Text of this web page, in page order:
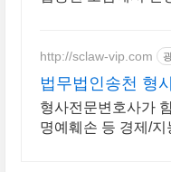
http://sclaw-vip.com
법무법인송천 형
터
형사전문변호사가
명예훼손 등 경제/지